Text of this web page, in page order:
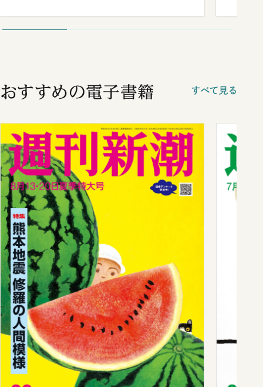
おすすめの電子書籍 すべて見る